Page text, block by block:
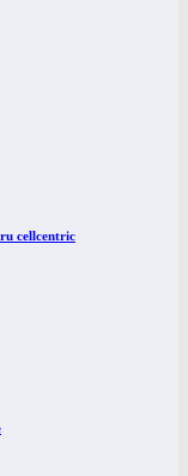
cellcentric